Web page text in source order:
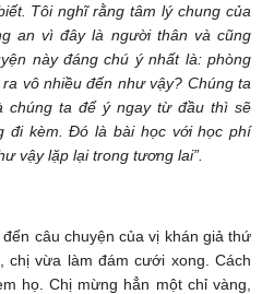
Tôi nghĩ rằng tâm lý chung của
an vì đây là người thân và cũng
này đáng chú ý nhất là: phòng
vô nhiều đến như vậy? Chúng ta
chúng ta để ý ngay từ đầu thì sẽ
đi kèm . Đó là bài học với học phí
vậy lặp lại trong tương lai”
câu chuyện của vị khán giả thứ
chị vừa làm đám cưới xong. Cách
họ. Chị mừng hẳn một chỉ vàng,